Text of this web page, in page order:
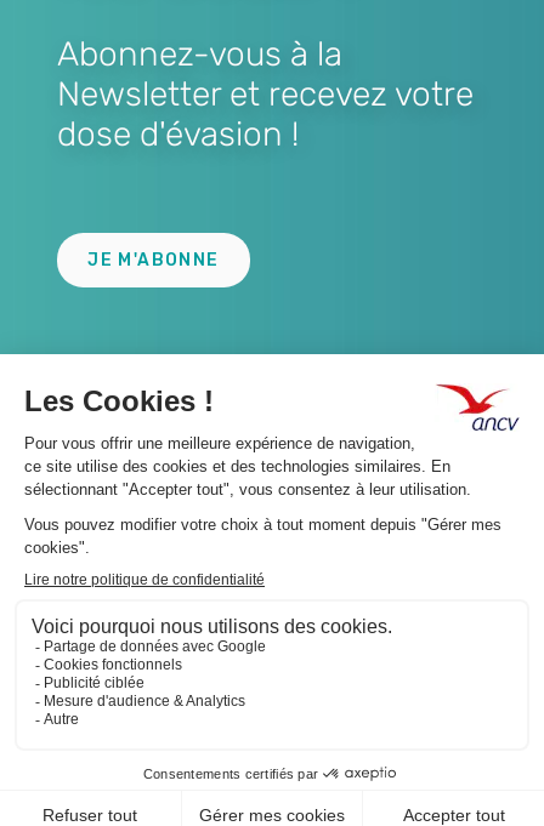
Abonnez-vous à la
Newsletter et recevez votre
dose d'évasion !
JE M'ABONNE
A propos 👇
Suivez-nous 👇
Infos légales 👇
Phishing : restez vigilants👇